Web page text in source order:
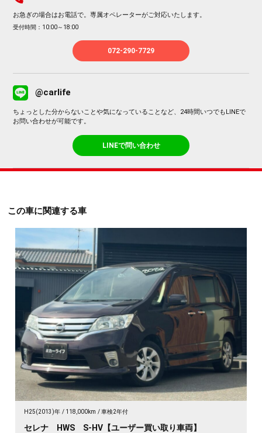
お急ぎの場合はお電話で。専属オペレーターがご対応いたします。
受付時間：10:00～18:00
072-290-7729
@carlife
ちょっとした分からないことや気になっていることなど、24時間いつでもLINEで
お問い合わせが可能です。
LINEで問い合わせ
この車に関連する車
H25(2013)年 118,000km 車検2年付
セレナ HWS S-HV【ユーザー買い取り車両】